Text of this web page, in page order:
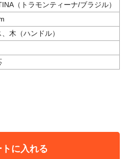
（トラモンティーナ/ブラジル）
木（ハンドル）
トに入れる